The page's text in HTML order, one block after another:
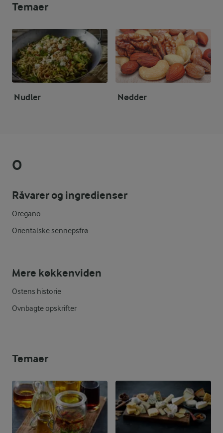
Temaer
Nudler Nødder
O
Råvarer og ingredienser
Oregano
Orientalske sennepsfrø
Mere køkkenviden
Ostens historie
Ovnbagte opskrifter
Temaer